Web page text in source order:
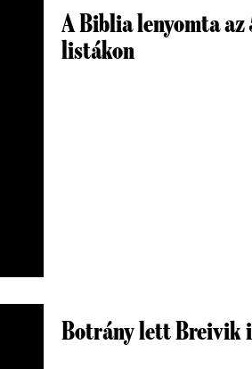
A Biblia lenyomta
listákon
Botrány lett Breivik